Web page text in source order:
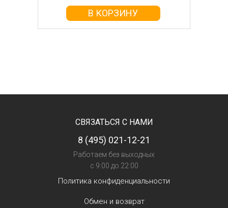
В КОРЗИНУ
СВЯЗАТЬСЯ С НАМИ
8 (495) 021-12-21
Работаем без выходных
с 9:00 до 22:00
Политика конфиденциальности
Обмен и возврат